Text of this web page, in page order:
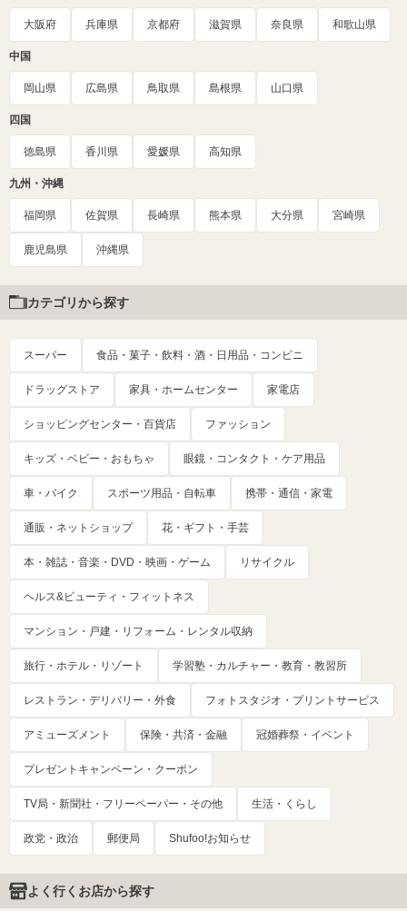
大阪府 兵庫県 京都府 滋賀県 奈良県 和歌山県
中国
岡山県 広島県 鳥取県 島根県 山口県
四国
徳島県 香川県 愛媛県 高知県
九州・沖縄
福岡県 佐賀県 長崎県 熊本県 大分県 宮崎県
鹿児島県 沖縄県
カテゴリから探す
スーパー 食品・菓子・飲料・酒・日用品・コンビニ
ドラッグストア 家具・ホームセンター 家電店
ショッピングセンター・百貨店 ファッション
キッズ・ベビー・おもちゃ 眼鏡・コンタクト・ケア用品
車・バイク スポーツ用品・自転車 携帯・通信・家電
通販・ネットショップ 花・ギフト・手芸
本・雑誌・音楽・DVD・映画・ゲーム リサイクル
ヘルス&ビューティ・フィットネス
マンション・戸建・リフォーム・レンタル収納
旅行・ホテル・リゾート 学習塾・カルチャー・教育・教習所
レストラン・デリバリー・外食 フォトスタジオ・プリントサービス
アミューズメント 保険・共済・金融 冠婚葬祭・イベント
プレゼントキャンペーン・クーポン
TV局・新聞社・フリーペーパー・その他 生活・くらし
政党・政治 郵便局 Shufoo!お知らせ
よく行くお店から探す